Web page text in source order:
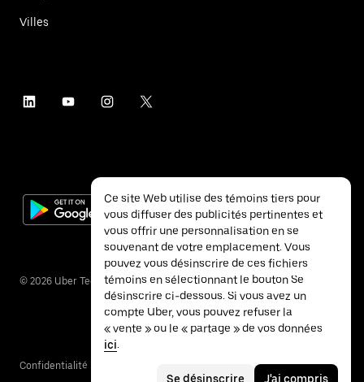
Villes
© 2026 Uber Technologies inc.
Confidentialité
Ce site Web utilise des témoins tiers pour
vous diffuser des publicités pertinentes et
vous offrir une personnalisation en se
souvenant de votre emplacement. Vous
pouvez vous désinscrire de ces fichiers
témoins en sélectionnant le bouton Se
désinscrire ci-dessous. Si vous avez un
compte Uber, vous pouvez refuser la
« vente » ou le « partage » de vos données
ici.
Se désinscrire J'ai compris